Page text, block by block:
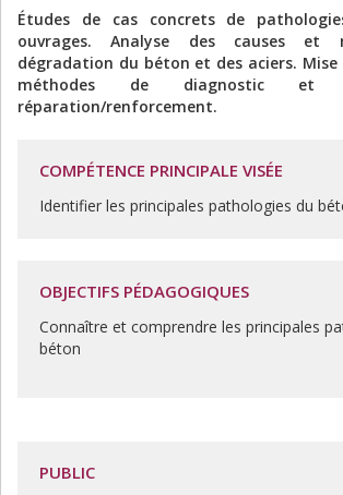
Études de cas concrets de
ouvrages. Analyse des causes et
dégradation du béton et des aciers.
méthodes de diagnostic et
réparation/renforcement.
COMPÉTENCE PRINCIPALE VISÉE
Identifier les principales pathologies du
OBJECTIFS PÉDAGOGIQUES
Connaître et comprendre les principales
béton
PUBLIC